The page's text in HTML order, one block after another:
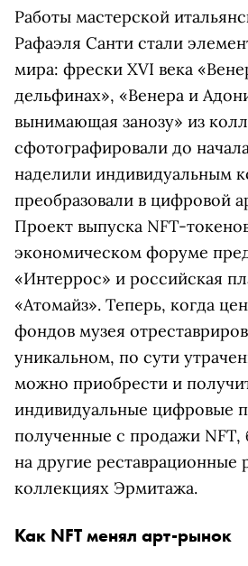
Работы мастерской
Рафаэля Санти стали
мира: фрески XVI века
дельфинах», «Венера и
вынимающая занозу» из
сфотографировали до
наделили индивидуальным
преобразовали в цифровой
Проект выпуска NFT-
экономическом форуме
«Интеррос» и российская
«Атомайз». Теперь, когда
фондов музея
уникальном, по сути
можно приобрести и
индивидуальные цифровые
полученные с продажи NFT,
на другие реставрационные
коллекциях Эрмитажа.
Как NFT менял арт-рынок